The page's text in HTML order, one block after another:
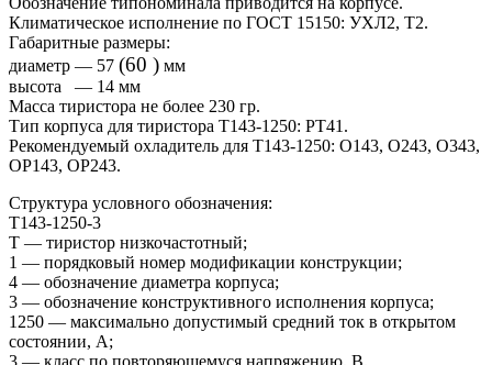
Климатическое исполнение по ГОСТ 15150: УХЛ2, Т2.
Габаритные размеры:
диаметр — 57 (60 ) мм
высота — 14 мм
Масса тиристора не более 230 гр.
Тип корпуса для тиристора Т143-1250: PT41.
Рекомендуемый охладитель для Т143-1250: О143, О243, О343,
ОР143, ОР243.
Структура условного обозначения:
Т143-1250-3
Т — тиристор низкочастотный;
1 — порядковый номер модификации конструкции;
4 — обозначение диаметра корпуса;
3 — обозначение конструктивного исполнения корпуса;
1250 — максимально допустимый средний ток в открытом
состоянии, А;
3 — класс по повторяющемуся напряжению, В.